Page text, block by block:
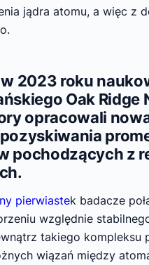
jądra atomu, a więc z
2023 roku
Oak Ridge
opracowali
pochodzących z
pierwiastek badacze
względnie
takiego kompleksu
wiązań między